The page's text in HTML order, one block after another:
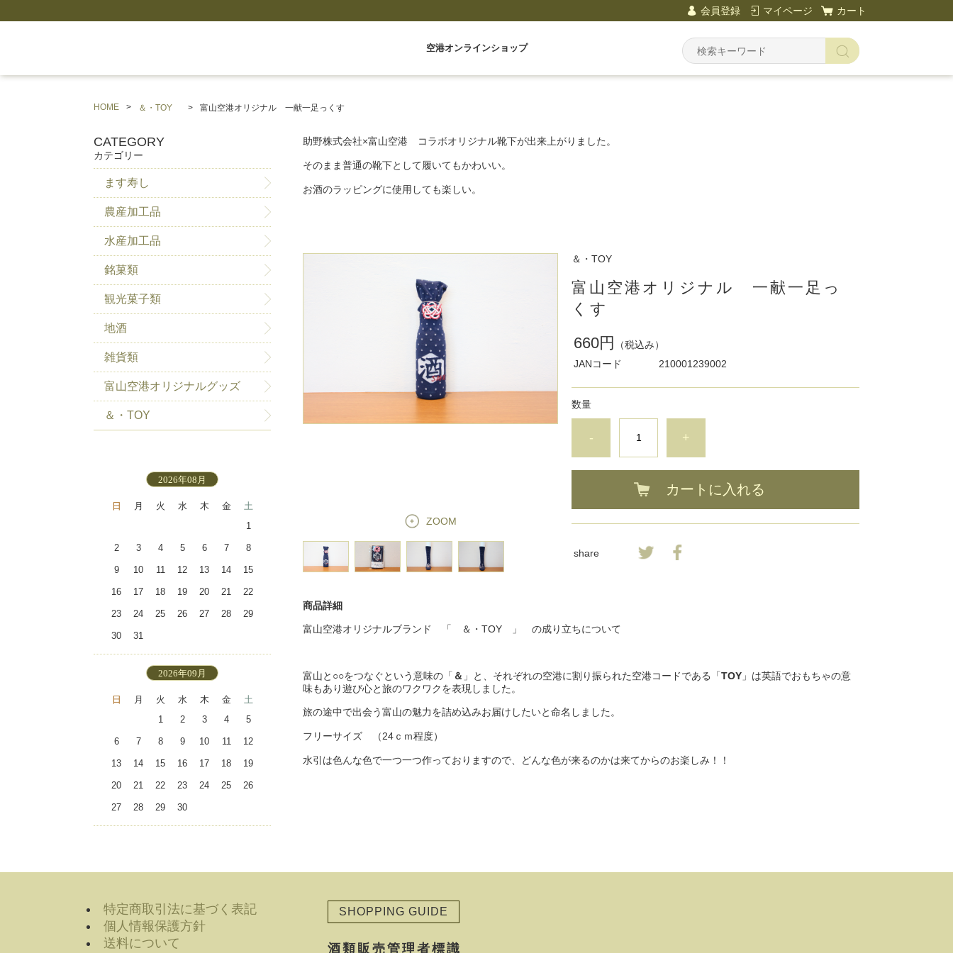
会員登録 マイページ カート
空港オンラインショップ
HOME ＆・TOY 富山空港オリジナル 一献一足っくす
助野株式会社×富山空港 コラボオリジナル靴下が出来上がりました。
そのまま普通の靴下として履いてもかわいい。
お酒のラッピングに使用しても楽しい。
ZOOM
＆・TOY
富山空港オリジナル 一献一足っ
くす
660円
（税込み）
JANコード
210001239002
数量
- +
カートに入れる
share
商品詳細
富山空港オリジナルブランド 「 ＆・ TOY 」 の成り立ちについて
富山と○○をつなぐという意味の「 ＆ 」と、それぞれの空港に割り振られた空港コードである「TOY 」は英語でおもちゃの意
味もあり遊び心と旅のワクワクを表現しました。
旅の途中で出会う富山の魅力を詰め込みお届けしたいと命名しました。
フリーサイズ （24ｃｍ程度）
水引は色んな色で一つ一つ作っておりますので、どんな色が来るのかは来てからのお楽しみ！！
CATEGORY
カテゴリー
ます寿し
農産加工品
水産加工品
銘菓類
観光菓子類
地酒
雑貨類
富山空港オリジナルグッズ
＆・TOY
2026年08月
日 月 火 水 木 金
土
1
2 3 4 5 6 7 8
9 10 11 12 13 14 15
16 17 18 19 20 21 22
23 24 25 26 27 28 29
30 31
2026年09月
日 月 火 水 木 金
土
1
2 3 4 5
6 7 8 9 10 11 12
13 14 15 16 17 18 19
20 21 22 23 24 25 26
27 28 29 30
SHOPPING GUIDE
酒類販売管理者標識
特定商取引法に基づく表記
個人情報保護方針
送料について